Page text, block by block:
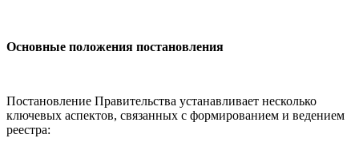
Основные положения постановления
Постановление Правительства устанавливает несколько
ключевых аспектов, связанных с формированием и ведением
реестра: